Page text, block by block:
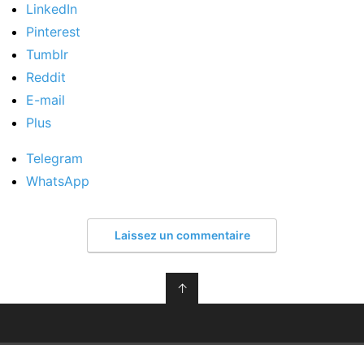
LinkedIn
Pinterest
Tumblr
Reddit
E-mail
Plus
Telegram
WhatsApp
Laissez un commentaire
↑